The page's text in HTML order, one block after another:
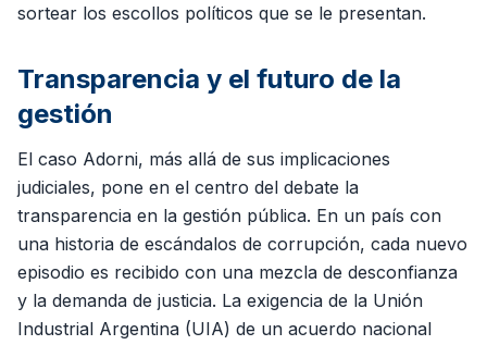
sortear los escollos políticos que se le presentan.
Transparencia y el futuro de la
gestión
El caso Adorni, más allá de sus implicaciones
judiciales, pone en el centro del debate la
transparencia en la gestión pública. En un país con
una historia de escándalos de corrupción, cada nuevo
episodio es recibido con una mezcla de desconfianza
y la demanda de justicia. La exigencia de la Unión
Industrial Argentina (UIA) de un acuerdo nacional